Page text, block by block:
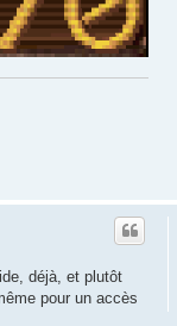
déjà, et plutôt
pour un accès